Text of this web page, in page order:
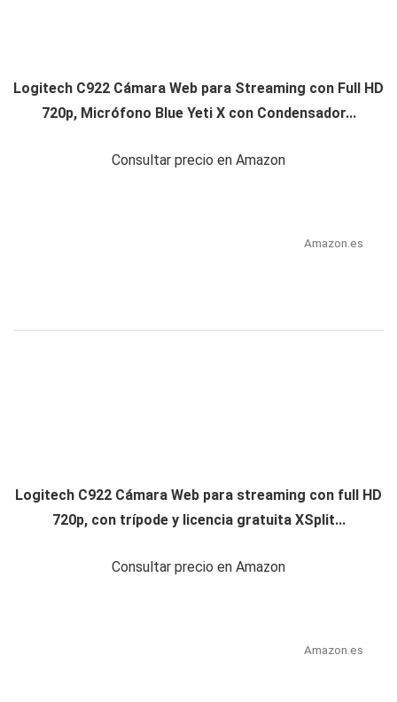
Logitech C922 Cámara Web para Streaming con Full HD
720p, Micrófono Blue Yeti X con Condensador...
Consultar precio en Amazon
Amazon.es
Logitech C922 Cámara Web para streaming con full HD
720p, con trípode y licencia gratuita XSplit...
Consultar precio en Amazon
Amazon.es